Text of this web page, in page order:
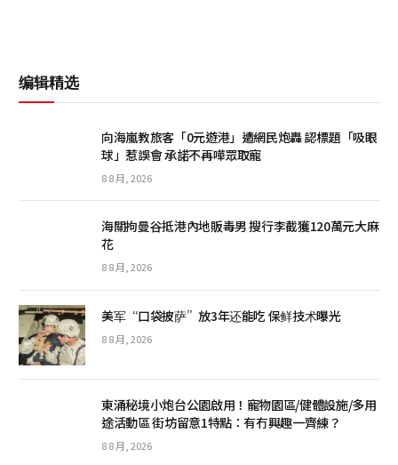
编辑精选
向海嵐教旅客「0元遊港」遭網民炮轟 認標題「吸眼
球」惹誤會 承諾不再嘩眾取寵
8 8 月, 2026
海關拘曼谷抵港內地販毒男 搜行李截獲120萬元大麻
花
8 8 月, 2026
美军“口袋披萨”放3年还能吃 保鲜技术曝光
8 8 月, 2026
東涌秘境小炮台公園啟用！寵物園區/健體設施/多用
途活動區 街坊留意1特點：有冇興趣一齊練？
8 8 月, 2026